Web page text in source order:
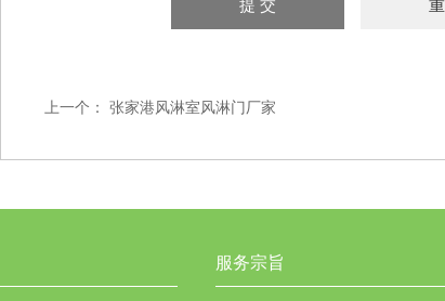
上一个： 张家港风淋室风淋门厂家
服务宗旨